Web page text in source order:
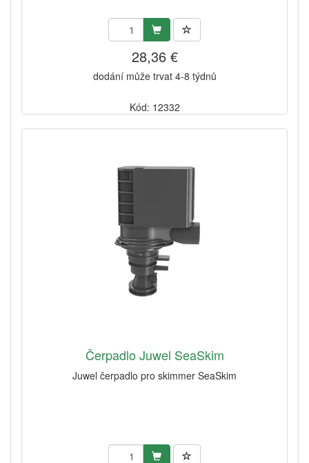
28,36 €
dodání může trvat 4-8 týdnů
Kód: 12332
Čerpadlo Juwel SeaSkim
Juwel čerpadlo pro skimmer SeaSkim